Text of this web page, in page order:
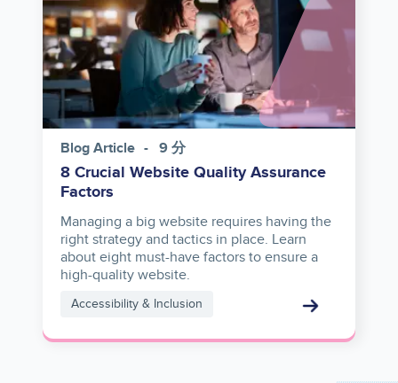
Blog Article 9 分
8 Crucial Website Quality Assurance
Factors
Managing a big website requires having the
right strategy and tactics in place. Learn
about eight must-have factors to ensure a
high-quality website.
Accessibility & Inclusion